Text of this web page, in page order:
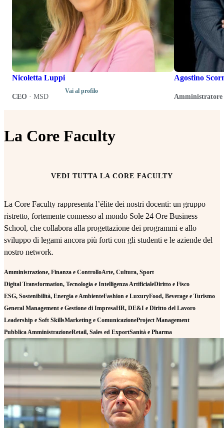
Nicoletta Luppi
CEO · MSD
Vai al profilo
Agostino
Amministratore
La Core Faculty
VEDI TUTTA LA CORE FACULTY
La Core Faculty rappresenta l’élite dei nostri docenti: un gruppo
ristretto, fortemente connesso al mondo Sole 24 Ore Business
School, che collabora alla progettazione dei programmi e allo
sviluppo di legami ancora più forti con gli studenti e le aziende del
nostro network.
Amministrazione, Finanza e ControlloArte, Cultura, Sport
Digital Transformation, Tecnologia e Intelligenza ArtificialeDiritto e Fisco
ESG, Sostenibilità, Energia e AmbienteFashion e LuxuryFood, Beverage e Turismo
General Management e Gestione di ImpresaHR, DE&I e Diritto del Lavoro
Leadership e Soft SkillsMarketing e ComunicazioneProject Management
Pubblica AmministrazioneRetail, Sales ed ExportSanità e Pharma